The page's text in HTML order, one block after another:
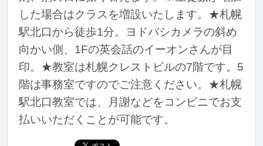
した場合はクラスを増設いたします。★札幌
駅北口から徒歩1分。ヨドバシカメラの斜め
向かい側、1Fの英会話のイーオンさんが目
印。★教室は札幌クレストビルの7階です。5
階は事務室ですのでご注意ください。★札幌
駅北口教室では、月謝などをコンビニでお支
払いいただくことが可能です。